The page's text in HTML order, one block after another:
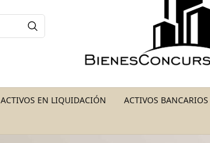
ACTIVOS EN LIQUIDACIÓN ACTIVOS BANCARIOS